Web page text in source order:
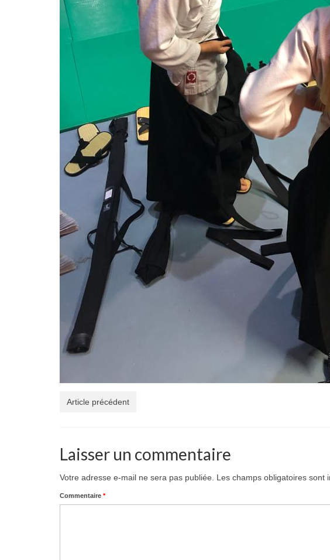
Article précédent
Laisser un commentaire
Votre adresse e-mail ne sera pas publiée. Les champs obligatoires sont
Commentaire *